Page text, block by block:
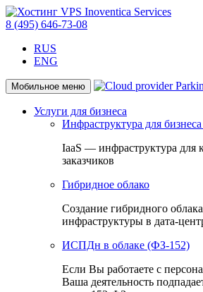
8 (495) 646-73-08
RUS
ENG
Мобильное меню
Услуги для бизнеса
Инфраструктура для
IaaS — инфраструктура для
заказчиков
Гибридное облако
Создание гибридного
инфраструктуры в дата-
ИСПДн в облаке (ФЗ-152)
Если Вы работаете с
Ваша деятельность